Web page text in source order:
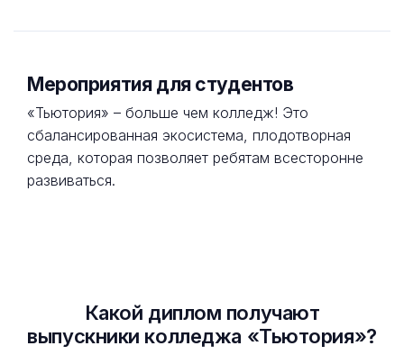
Мероприятия для студентов
«Тьютория» – больше чем колледж! Это
сбалансированная экосистема, плодотворная
среда, которая позволяет ребятам всесторонне
развиваться.
Какой диплом получают
выпускники колледжа «Тьютория»?